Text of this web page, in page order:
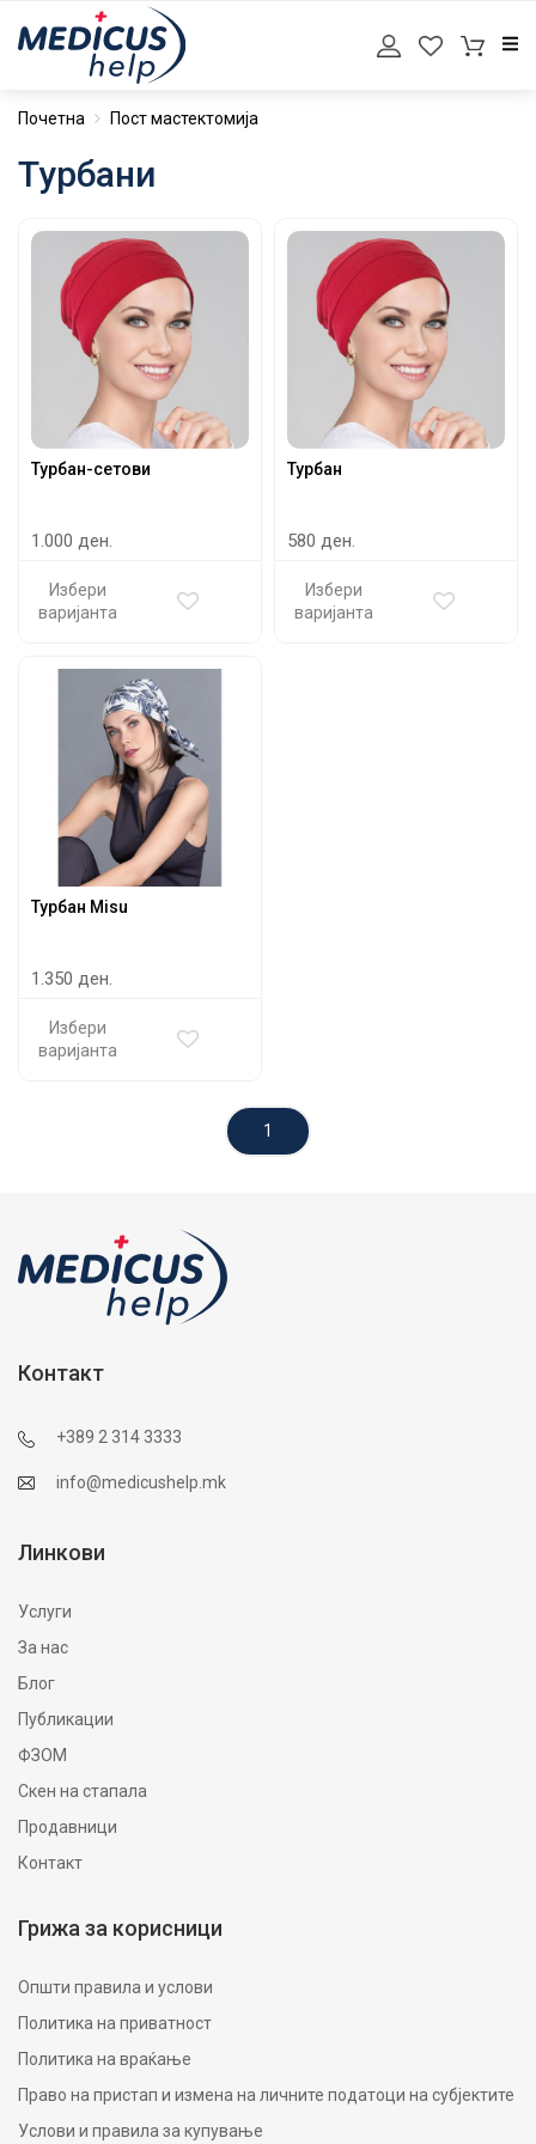
Почетна Пост мастектомија
Турбани
Турбан-сетови
1.000 ден.
Избери
варијанта
Турбан
580 ден.
Избери
варијанта
Турбан Misu
1.350 ден.
Избери
варијанта
1
Контакт
+389 2 314 3333
info@medicushelp.mk
Линкови
Услуги
За нас
Блог
Публикации
ФЗОМ
Скен на стапала
Продавници
Контакт
Грижа за корисници
Општи правила и услови
Политика на приватност
Политика на враќање
Право на пристап и измена на личните податоци на субјектите
Услови и правила за купување